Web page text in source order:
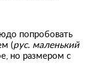
попробовать
(рус. маленький
но размером с